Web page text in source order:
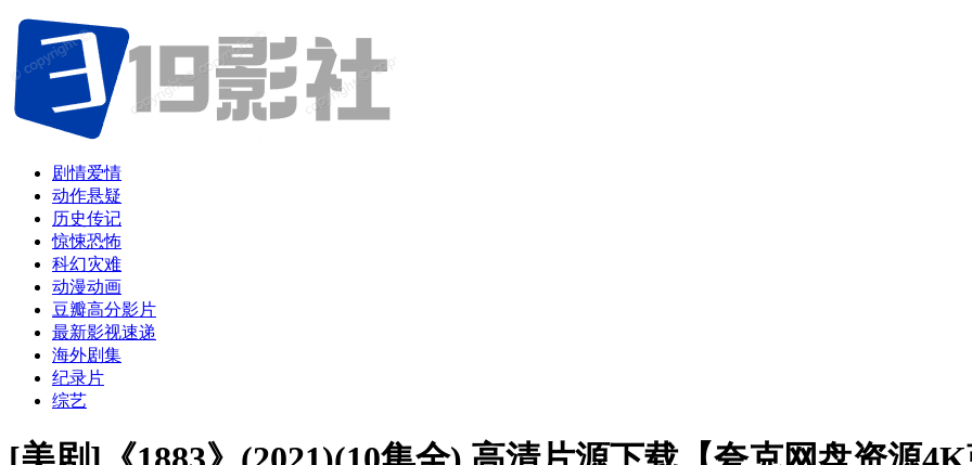
剧情爱情
动作悬疑
历史传记
惊悚恐怖
科幻灾难
动漫动画
豆瓣高分影片
最新影视速递
海外剧集
纪录片
综艺